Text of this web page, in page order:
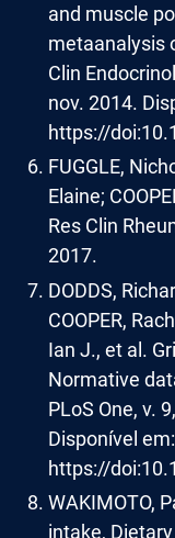
and muscle
metaanalysis
Clin
nov. 2014.
https://
FUGGLE,
Elaine;
Res Clin
2017.
DODDS,
COOPER,
Ian J., et al.
Normative
PLoS One, v.
Disponível em:
https://
WAKIMOTO,
intake,